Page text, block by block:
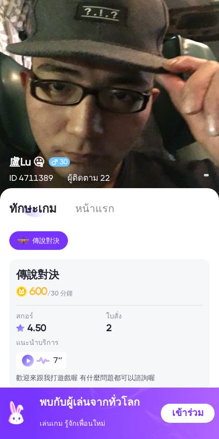
盧Lu 🤐 30
ID 4711389 ผู้ติดตาม 22
ทักษะเกม หน้าแรก
傳說對決
傳說對決
600/30 分鐘
สกอร์
4.50
ใบสั่ง
2
แนะนำบริการ
7’’
歡迎來跟我打遊戲喔 有什麼問題都可以諮詢喔
ข้อมูลทักษะ
พบกับผู้เล่นจากทั่วโลก
เล่นเกม รู้จักเพื่อนใหม่
เข้าร่วม